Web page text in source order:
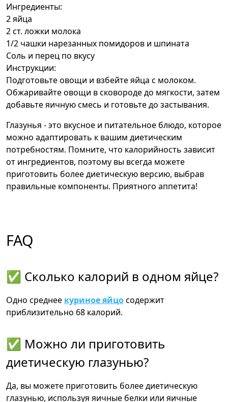
Ингредиенты:
2 яйца
2 ст. ложки молока
1/2 чашки нарезанных помидоров и шпината
Соль и перец по вкусу
Инструкции:
Подготовьте овощи и взбейте яйца с молоком.
Обжаривайте овощи в сковороде до мягкости, затем
добавьте яичную смесь и готовьте до застывания.
Глазунья - это вкусное и питательное блюдо, которое
можно адаптировать к вашим диетическим
потребностям. Помните, что калорийность зависит
от ингредиентов, поэтому вы всегда можете
приготовить более диетическую версию, выбрав
правильные компоненты. Приятного аппетита!
FAQ
✅ Сколько калорий в одном яйце?
Одно среднее куриное яйцосодержит
приблизительно 68 калорий.
✅ Можно ли приготовить
диетическую глазунью?
Да, вы можете приготовить более диетическую
глазунью, используя яичные белки или яичные